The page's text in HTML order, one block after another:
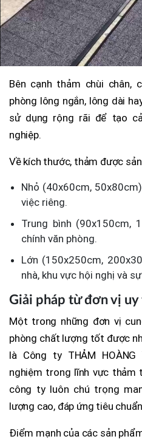
Bên cạnh thảm chùi chân,
phòng lông ngắn, lông dài
sử dụng rộng rãi để tạo
nghiệp.
Về kích thước, thảm được
Nhỏ (40x60cm,
việc riêng.
Trung bình (90x150cm,
chính văn phòng.
Lớn (150x250cm,
nhà, khu vực hội nghị và
Giải pháp từ đơn vị uy
Một trong những đơn vị
phòng chất lượng tốt được
là Công ty THẢM HOÀNG
nghiệm trong lĩnh vực thảm
công ty luôn chú trọng
lượng cao, đáp ứng tiêu
Điểm mạnh của các sản